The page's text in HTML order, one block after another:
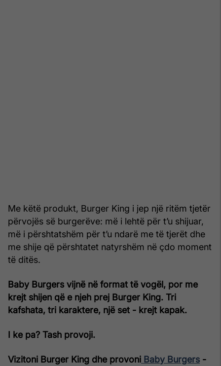
Me këtë produkt, Burger King i jep një ritëm tjetër
përvojës së burgerëve: më i lehtë për t’u shijuar,
më i përshtatshëm për t’u ndarë me të tjerët dhe
me shije që përshtatet natyrshëm në çdo moment
të ditës.
Baby Burgers vijnë në format të vogël, por me
krejt shijen që e njeh prej Burger King. Tri
kafshata, tri karaktere, një set - krejt kapak.
I ke pa? Tash provoji.
Vizitoni Burger King dhe provoni Baby Burgers -